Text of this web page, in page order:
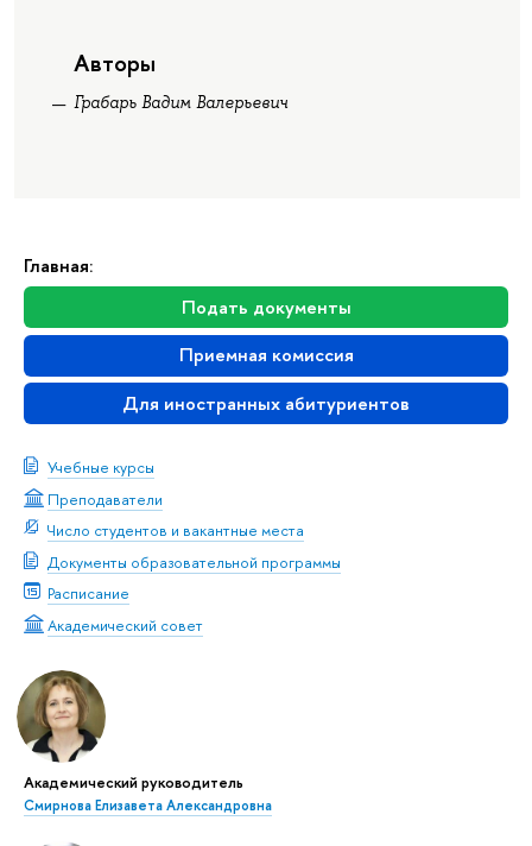
Главная:
Подать документы
Приемная комиссия
Для иностранных абитуриентов
Учебные курсы
Преподаватели
Число студентов и вакантные места
Документы образовательной программы
Расписание
Академический совет
Академический руководитель
Смирнова Елизавета Александровна
Авторы
Грабарь Вадим Валерьевич